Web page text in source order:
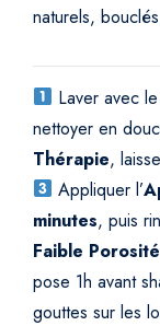
naturels,
Laver avec
nettoyer en
Thérapie,
Appliquer l’
minutes, puis
Faible Porosité
pose 1h avant
gouttes sur les